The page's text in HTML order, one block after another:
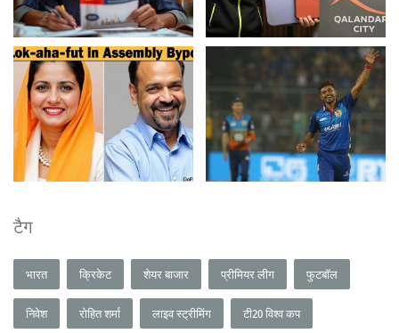
टैग
भारत क्रिकेट शेयर बाजार प्रीमियर लीग फुटबॉल
निवेश रोहित शर्मा लाइव स्ट्रीमिंग टी20 विश्व कप